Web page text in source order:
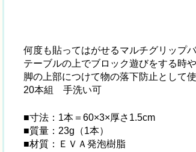
何度も貼ってはがせるマルチグリップ
テーブルの上でブロック遊びをする時
脚の上部につけて物の落下防止として
20本組 手洗い可
■寸法：1本＝60×3×厚さ1.5cm
■質量：23g（1本）
■材質：ＥＶＡ発泡樹脂